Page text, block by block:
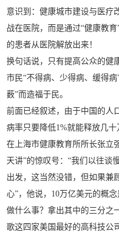
意识到：健康城市建设与医疗
战在医院，而是通过“健康教
的患者从医院解放出来！
换句话说，只有提高公众的健
市民“不得病、少得病、缓得
薮”而造福于民。
前面已经叙述，由于中国的人
病率只要降低1%就能释放几
在上海市健康教育所所长张立
天讲”的惊叹号：“我们以往谈
出发，这当然没错，但如果兼
心”，他说，10万亿美元的概
做什么事？拿出其中的三分之
歌这四家美国最好的高科技公